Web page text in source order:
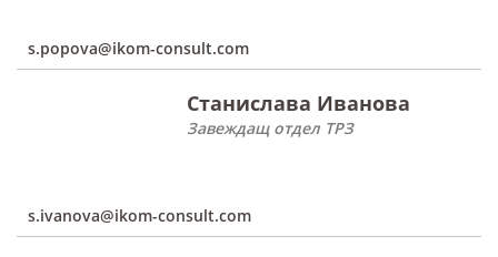
s.popova@ikom-consult.com
Станислава Иванова
Завеждащ отдел ТРЗ
s.ivanova@ikom-consult.com